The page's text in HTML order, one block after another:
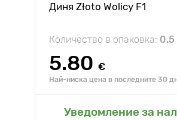
Диня Złoto Wolicy F1
Количество в опаковка: 0.5
5.80 €
Най-ниска цена в последните 30
Уведомление за